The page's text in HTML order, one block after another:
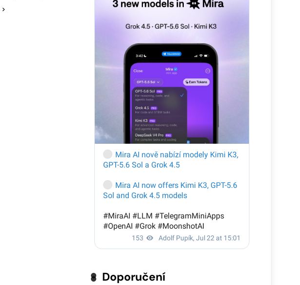
Doporučení